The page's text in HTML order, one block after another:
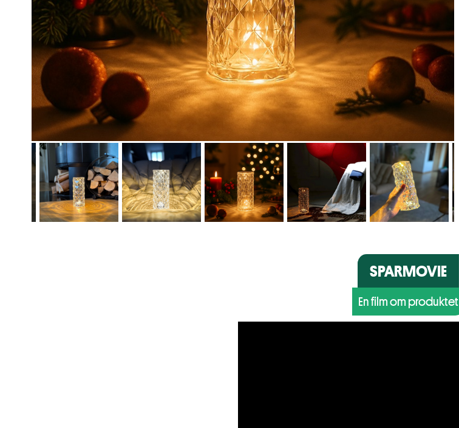
SPARMOVIE
En film om produktet